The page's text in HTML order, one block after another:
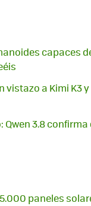
capaces
vistazo a Kimi
Qwen 3.8
paneles